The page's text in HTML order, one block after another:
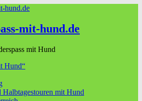
mit-hund.de
mit Hund
Hund“
Halbtagestouren mit Hund